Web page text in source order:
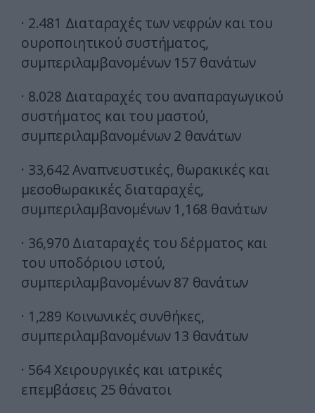
· 2.481 Διαταραχές των νεφρών και του
ουροποιητικού συστήματος,
συμπεριλαμβανομένων 157 θανάτων
· 8.028 Διαταραχές του αναπαραγωγικού
συστήματος και του μαστού,
συμπεριλαμβανομένων 2 θανάτων
· 33,642 Αναπνευστικές, θωρακικές και
μεσοθωρακικές διαταραχές,
συμπεριλαμβανομένων 1,168 θανάτων
· 36,970 Διαταραχές του δέρματος και
του υποδόριου ιστού,
συμπεριλαμβανομένων 87 θανάτων
· 1,289 Κοινωνικές συνθήκες,
συμπεριλαμβανομένων 13 θανάτων
· 564 Χειρουργικές και ιατρικές
επεμβάσεις 25 θάνατοι